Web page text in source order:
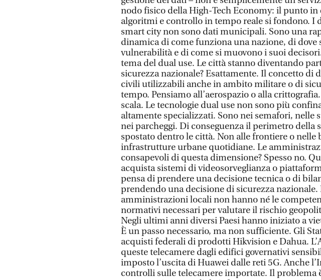
nodo fisico della High-Tech Economy: il punto in
algoritmi e controllo in tempo reale si fondono. I
smart city non sono dati municipali. Sono una
dinamica di come funziona una nazione, di dove
vulnerabilità e di come si muovono i suoi
tema del dual use. Le città stanno diventando
sicurezza nazionale? Esattamente. Il concetto di
civili utilizzabili anche in ambito militare o di
tempo. Pensiamo all’aerospazio o alla
scala. Le tecnologie dual use non sono più
altamente specializzati. Sono nei semafori, nelle
nei parcheggi. Di conseguenza il perimetro della
spostato dentro le città. Non alle frontiere o
infrastrutture urbane quotidiane. Le
consapevoli di questa dimensione? Spesso no.
acquista sistemi di videosorveglianza o
pensa di prendere una decisione tecnica o di
prendendo una decisione di sicurezza
amministrazioni locali non hanno né le
normativi necessari per valutare il rischio
Negli ultimi anni diversi Paesi hanno iniziato a
È un passo necessario, ma non sufficiente. Gli
acquisti federali di prodotti Hikvision e Dahua.
queste telecamere dagli edifici governativi
imposto l’uscita di Huawei dalle reti 5G. Anche
controlli sulle telecamere importate. Il problema